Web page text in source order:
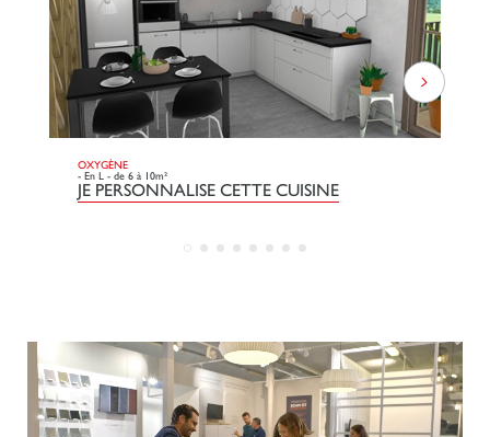
OXYGÈNE
- En L - de 6 à 10m²
JE PERSONNALISE CETTE CUISINE